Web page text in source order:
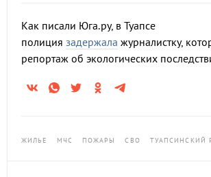
Как писали Юга.ру, в Туапсе
полиция задержала журналистку,
репортаж об экологических
ЖИЛЬЕ МЧС ПОЖАРЫ СВО ТУАПСИНСКИЙ